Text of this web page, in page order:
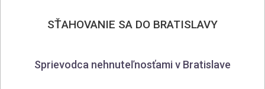
SŤAHOVANIE SA DO BRATISLAVY
Sprievodca nehnuteľnosťami v Bratislave